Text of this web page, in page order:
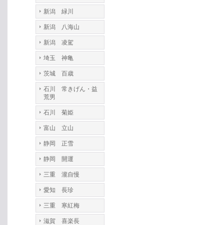
新潟 緑川
新潟 八海山
新潟 凌駕
埼玉 神亀
茨城 百歳
石川 常きげん・益
荒男
石川 菊姫
富山 立山
静岡 正雪
静岡 開運
三重 瀧自慢
愛知 長珍
三重 寒紅梅
滋賀 喜楽長